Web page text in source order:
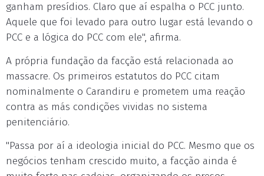
ganham presídios. Claro que aí espalha o PCC junto.
Aquele que foi levado para outro lugar está levando o
PCC e a lógica do PCC com ele", afirma.
A própria fundação da facção está relacionada ao
massacre. Os primeiros estatutos do PCC citam
nominalmente o Carandiru e prometem uma reação
contra as más condições vividas no sistema
penitenciário.
"Passa por aí a ideologia inicial do PCC. Mesmo que os
negócios tenham crescido muito, a facção ainda é